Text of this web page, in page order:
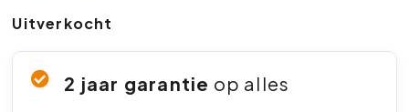
Uitverkocht
2 jaar garantie op alles